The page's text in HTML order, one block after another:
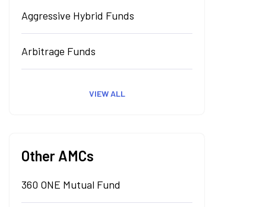
Aggressive Hybrid Funds
Arbitrage Funds
VIEW ALL
Other AMCs
360 ONE Mutual Fund